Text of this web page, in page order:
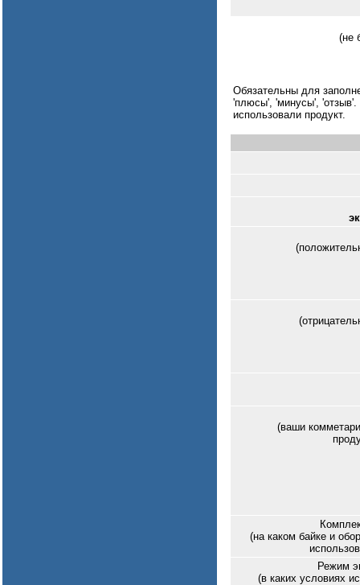
(не
Обязательны для
'плюсы', 'минусы', 'отзыв'.
использовали продукт.
(ваши
(на каком байке и
Режим
(в каких условиях